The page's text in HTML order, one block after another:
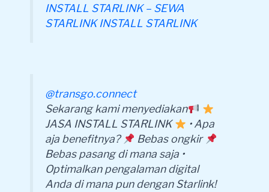
INSTALL STARLINK – SEWA
STARLINK INSTALL STARLINK
@transgo.connect
Sekarang kami menyediakan
JASA INSTALL STARLINK
• Apa
aja benefitnya?
Bebas ongkir
Bebas pasang di mana saja •
Optimalkan pengalaman digital
Anda di mana pun dengan Starlink!